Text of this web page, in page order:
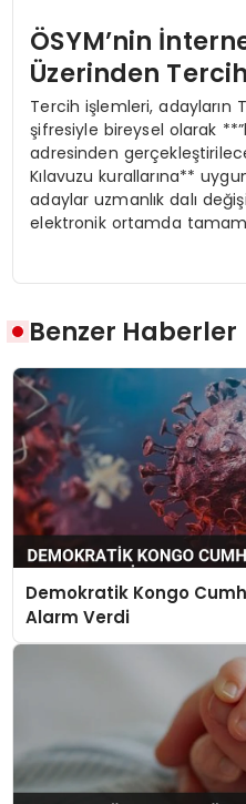
ÖSYM’nin
Üzerinden
Tercih işlemleri, adayların
şifresiyle bireysel olarak
adresinden
Kılavuzu kurallarına**
adaylar uzmanlık dalı
elektronik ortamda
Benzer Haberler
Demokratik Kongo
Alarm Verdi